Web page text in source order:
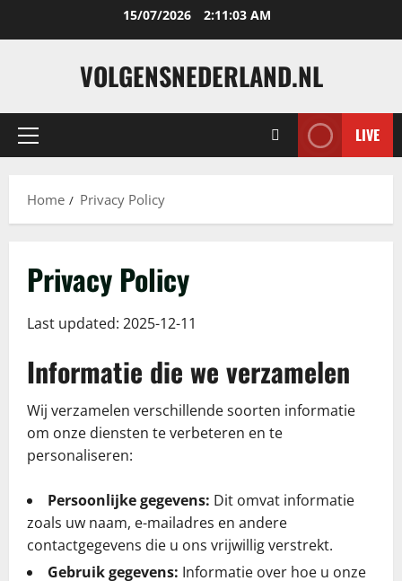
15/07/2026 2:11:03 AM
VOLGENSNEDERLAND.NL
Primary
LIVE
Home Privacy Policy
Privacy Policy
Last updated: 2025-12-11
Informatie die we verzamelen
Wij verzamelen verschillende soorten informatie
om onze diensten te verbeteren en te
personaliseren:
Persoonlijke gegevens: Dit omvat informatie
zoals uw naam, e-mailadres en andere
contactgegevens die u ons vrijwillig verstrekt.
Gebruik gegevens: Informatie over hoe u onze